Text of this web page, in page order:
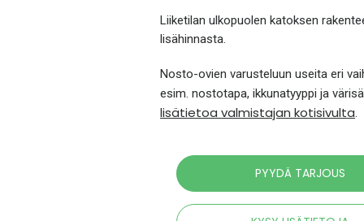
Liiketilan ulkopuolen katoksen
lisähinnasta.
Nosto-ovien varusteluun useita eri
esim. nostotapa, ikkunatyyppi ja
lisätietoa valmistajan kotisivulta.
PYYDÄ TARJOUS